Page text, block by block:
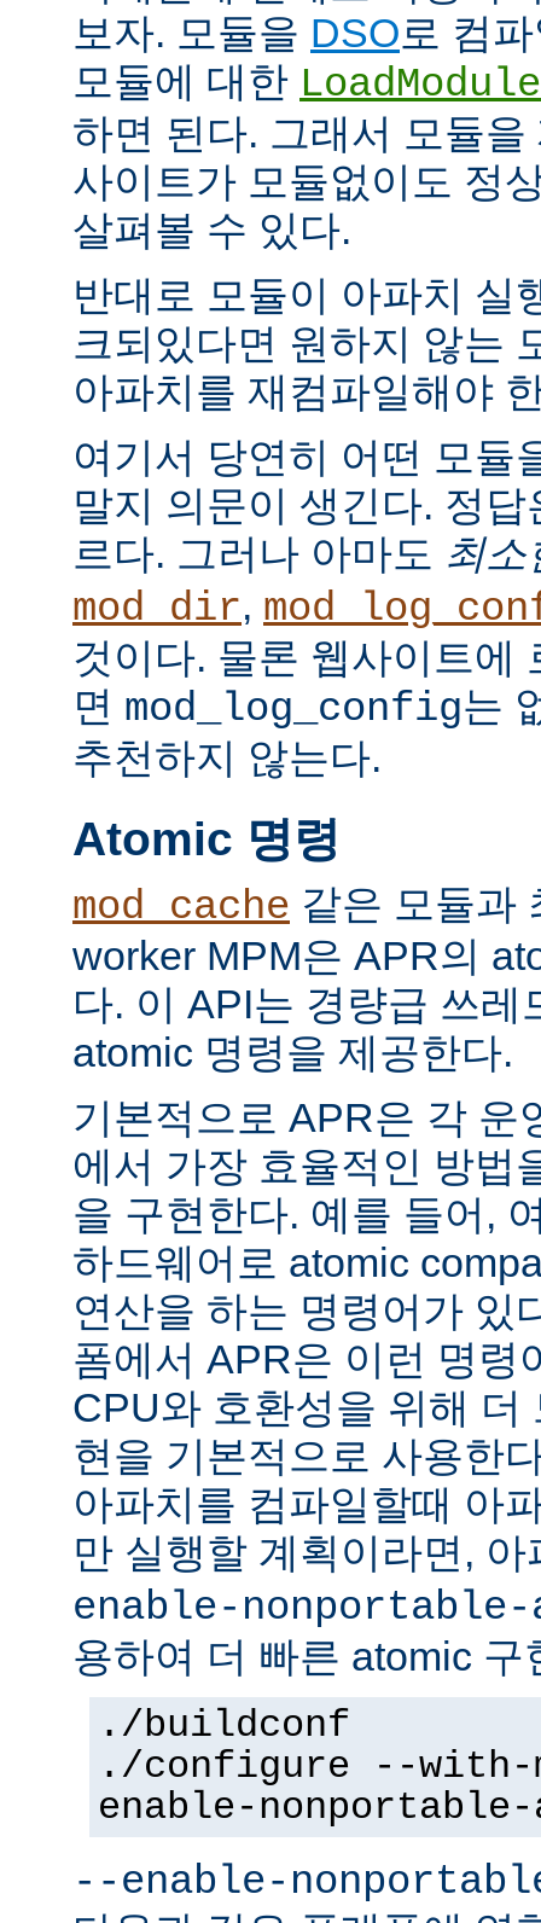
보자. 모듈을 DSO로 컴
모듈에 대한 LoadModule
하면 된다. 그래서 모듈
사이트가 모듈없이도 정
살펴볼 수 있다.
반대로 모듈이 아파치 실
크되있다면 원하지 않는
아파치를 재컴파일해야
여기서 당연히 어떤 모듈
말지 의문이 생긴다. 정
르다. 그러나 아마도 최소
mod_dir,
것이다. 물론 웹사이트에
면 mod_log_config는
추천하지 않는다.
Atomic 명령
mod_cache 같은 모듈과
worker MPM은 APR의
다. 이 API는 경량급 쓰레
atomic 명령을 제공한다.
기본적으로 APR은 각 운
에서 가장 효율적인 방법
을 구현한다. 예를 들어,
하드웨어로 atomic
연산을 하는 명령어가 있
폼에서 APR은 이런 명령
CPU와 호환성을 위해 더
현을 기본적으로 사용한
아파치를 컴파일할때 아
만 실행할 계획이라면,
enable-nonportable-
용하여 더 빠른 atomic
./buildconf
./configure --with-
enable-nonportable-
--enable-